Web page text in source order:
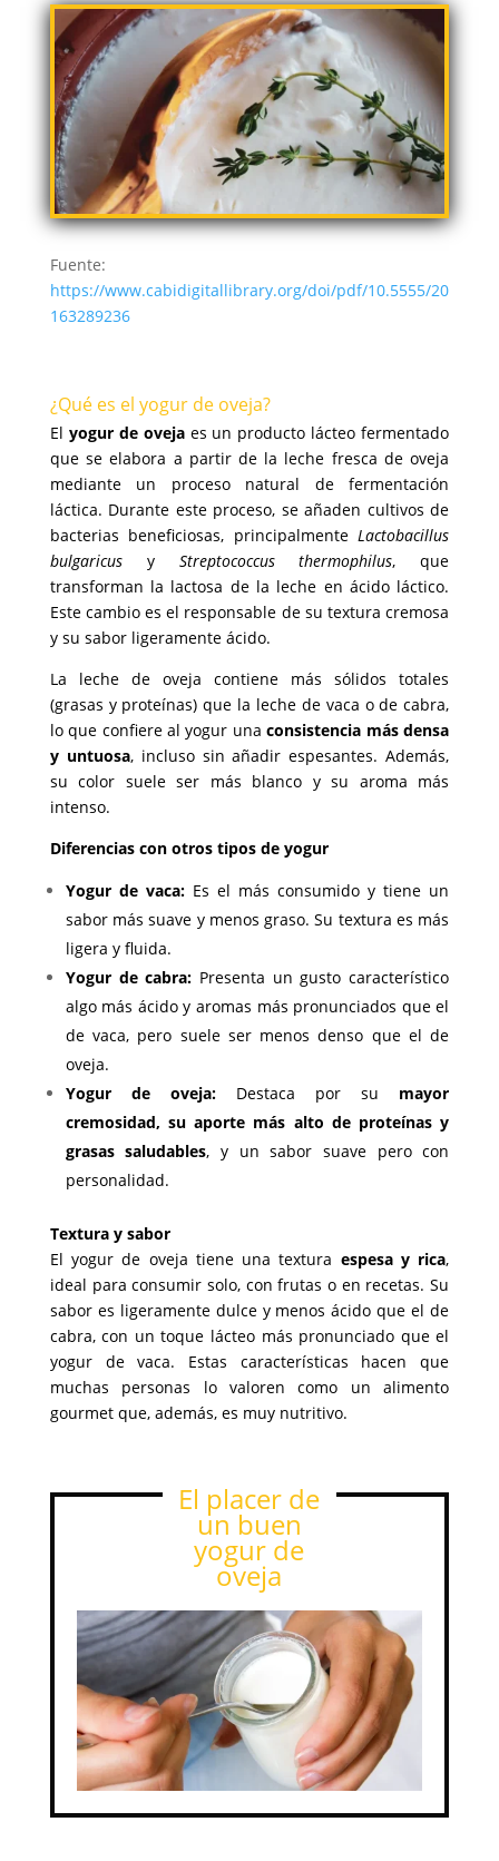
Fuente:
https://www.cabidigitallibrary.org/doi/pdf/10.5555/20
163289236
¿Qué es el yogur de oveja?
El yogur de ovejaes un producto lácteo fermentado
que se elabora a partir de la leche fresca de oveja
mediante un proceso natural de fermentación
láctica. Durante este proceso, se añaden cultivos de
bacterias beneficiosas, principalmente Lactobacillus
bulgaricusy Streptococcus thermophilus, que
transforman la lactosa de la leche en ácido láctico.
Este cambio es el responsable de su textura cremosa
y su sabor ligeramente ácido.
La leche de oveja contiene más sólidos totales
(grasas y proteínas) que la leche de vaca o de cabra,
lo que confiere al yogur unaconsistencia más densa
y untuosa, incluso sin añadir espesantes. Además,
su color suele ser más blanco y su aroma más
intenso.
Diferencias con otros tipos de yogur
Yogur de vaca:Es el más consumido y tiene un
sabor más suave y menos graso. Su textura es más
ligera y fluida.
Yogur de cabra: Presenta un gusto característico
algo más ácido y aromas más pronunciados que el
de vaca, pero suele ser menos denso que el de
oveja.
Yogur de oveja:Destaca por su mayor
cremosidad, su aporte más alto de proteínas y
grasas saludables, y un sabor suave pero con
personalidad.
Textura y sabor
El yogur de oveja tiene una textura espesa y rica,
ideal para consumir solo, con frutas o en recetas. Su
sabor es ligeramente dulce y menos ácido que el de
cabra, con un toque lácteo más pronunciado que el
yogur de vaca. Estas características hacen que
muchas personas lo valoren como un alimento
gourmet que, además, es muy nutritivo.
El placer de
un buen
yogur de
oveja